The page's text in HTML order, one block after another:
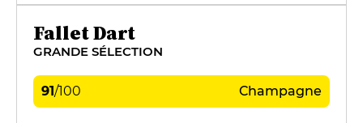
Fallet Dart
GRANDE SÉLECTION
91/100 Champagne